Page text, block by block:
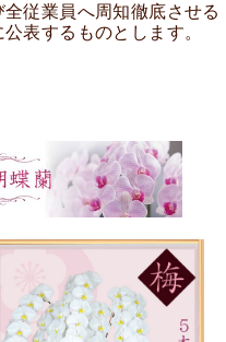
従業員へ周知徹底させる
表するものとします。